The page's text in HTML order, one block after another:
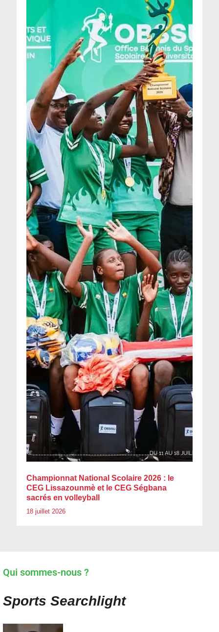
Championnat National Scolaire 2026 : le
CEG Lissazounmè et le CEG Ségbana
sacrés en volleyball
18 juillet 2026
Qui sommes-nous ?
Sports Searchlight